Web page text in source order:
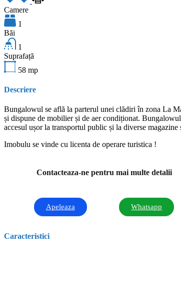
Camere
1
Băi
1
Suprafață
58 mp
Descriere
Bungalowul se află la parterul unei clădiri în zona La
și dispune de mobilier și de aer condiționat.
accesul ușor la transportul public și la diverse
Imobulu se vinde cu licenta de operare turistica !
Contacteaza-ne pentru mai multe detalii
Apeleaza Whatsapp
Caracteristici